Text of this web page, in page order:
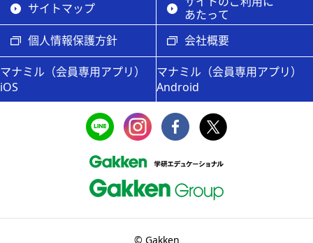
サイトマップ
あたって
個人情報保護方針
会社概要
マナミル（会員専用アプリ）
iOS
マナミル（会員専用アプリ）
Android
© Gakken